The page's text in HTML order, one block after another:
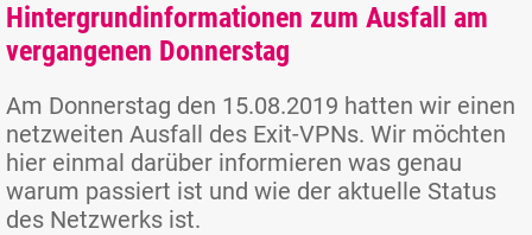
Hintergrundinformationen zum Ausfall am
vergangenen Donnerstag
Am Donnerstag den 15.08.2019 hatten wir einen
netzweiten Ausfall des Exit-VPNs. Wir möchten
hier einmal darüber informieren was genau
warum passiert ist und wie der aktuelle Status
des Netzwerks ist.